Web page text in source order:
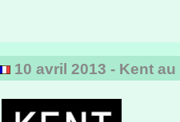
10 avril 2013 - Kent